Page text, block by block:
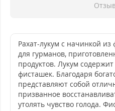
Рахат-лукум с начинкой из
для гурманов,
продуктов. Лукум
фисташек. Благодаря
представляют собой
призванное
утолять чувство голода.